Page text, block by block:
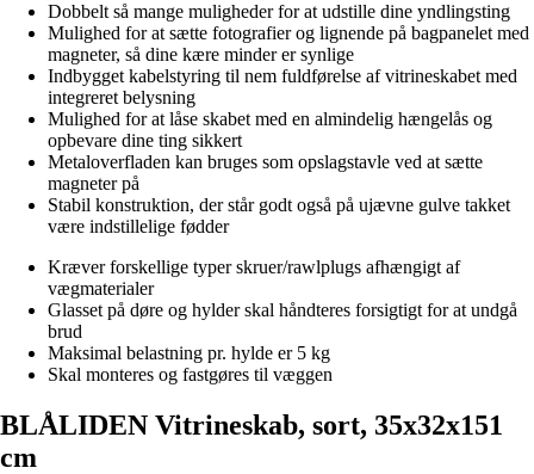
Dobbelt så mange muligheder for at udstille dine yndlingsting
Mulighed for at sætte fotografier og lignende på bagpanelet med
magneter, så dine kære minder er synlige
Indbygget kabelstyring til nem fuldførelse af vitrineskabet med
integreret belysning
Mulighed for at låse skabet med en almindelig hængelås og
opbevare dine ting sikkert
Metaloverfladen kan bruges som opslagstavle ved at sætte
magneter på
Stabil konstruktion, der står godt også på ujævne gulve takket
være indstillelige fødder
Kræver forskellige typer skruer/rawlplugs afhængigt af
vægmaterialer
Glasset på døre og hylder skal håndteres forsigtigt for at undgå
brud
Maksimal belastning pr. hylde er 5 kg
Skal monteres og fastgøres til væggen
BLÅLIDEN Vitrineskab, sort, 35x32x151
cm